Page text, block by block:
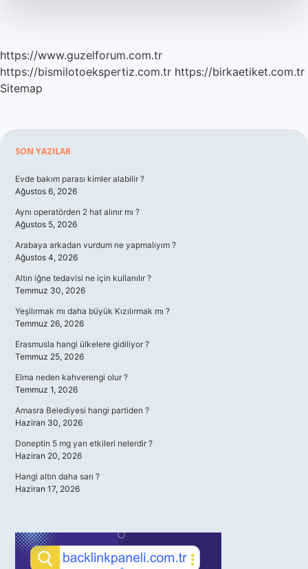
https://www.guzelforum.com.tr
https://bismilotoekspertiz.com.tr https://birkaetiket.com.tr
Sitemap
Sidebar
SON YAZILAR
Evde bakım parası kimler alabilir ?
Ağustos 6, 2026
Aynı operatörden 2 hat alınır mı ?
Ağustos 5, 2026
Arabaya arkadan vurdum ne yapmalıyım ?
Ağustos 4, 2026
Altın iğne tedavisi ne için kullanılır ?
Temmuz 30, 2026
Yeşilırmak mı daha büyük Kızılırmak mı ?
Temmuz 26, 2026
Erasmusla hangi ülkelere gidiliyor ?
Temmuz 25, 2026
Elma neden kahverengi olur ?
Temmuz 1, 2026
Amasra Belediyesi hangi partiden ?
Haziran 30, 2026
Doneptin 5 mg yan etkileri nelerdir ?
Haziran 20, 2026
Hangi altın daha sarı ?
Haziran 17, 2026